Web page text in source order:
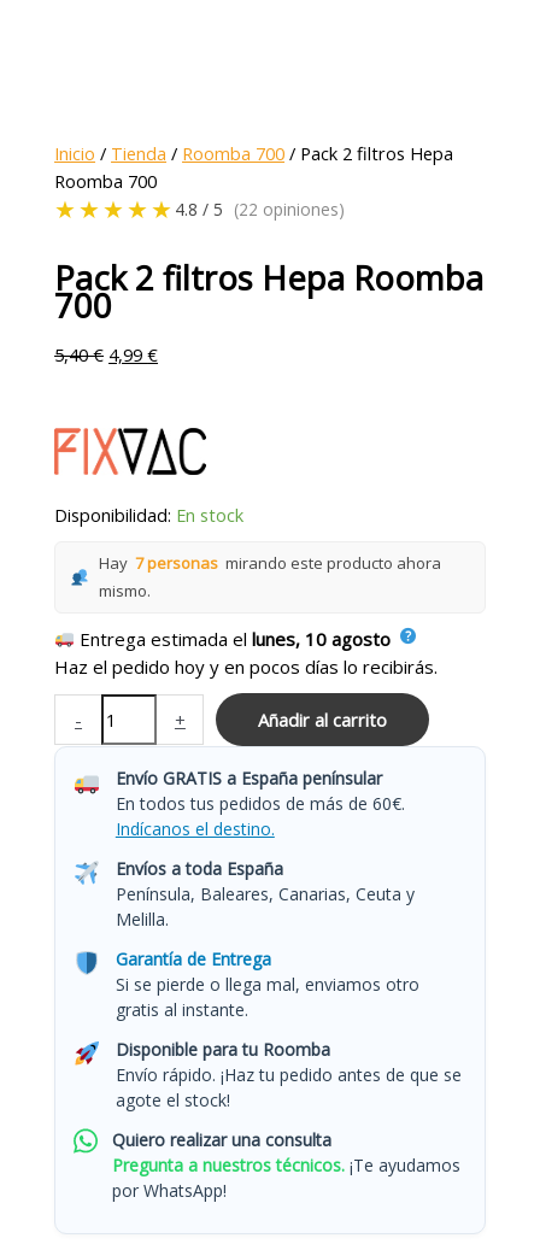
Inicio / Tienda / Roomba 700 / Pack 2 filtros Hepa
Roomba 700
★★★★★ 4.8 / 5 (22 opiniones)
Pack 2 filtros Hepa Roomba
700
5,40€ 4,99€
Disponibilidad: En stock
Hay 7 personas mirando este producto ahora
mismo.
Entrega estimada ellunes, 10 agosto
Haz el pedido hoy y en pocos días lo recibirás.
- + Añadir al carrito
Envío GRATIS a España penínsular
En todos tus pedidos de más de 60€.
Indícanos el destino.
Envíos a toda España
Península, Baleares, Canarias, Ceuta y
Melilla.
Garantía de Entrega
Si se pierde o llega mal, enviamos otro
gratis al instante.
Disponible para tu Roomba
Envío rápido. ¡Haz tu pedido antes de que se
agote el stock!
Quiero realizar una consulta
Pregunta a nuestros técnicos. ¡Te ayudamos
por WhatsApp!